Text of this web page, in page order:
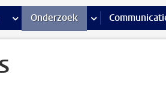
pagina’s
meer Onderwijs pagina’s
Onderzoek meer Onderzoek